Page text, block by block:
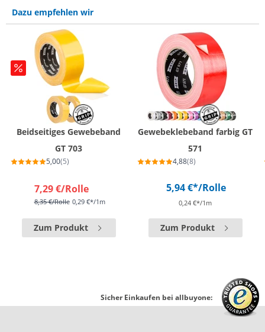
Dazu empfehlen wir
Beidseitiges Gewebeband
GT 703
5,00(5)
7,29 €/Rolle
8,35 €/Rolle 0,29 €*/1m
Zum Produkt
Gewebeklebeband farbig GT
571
4,88(8)
5,94 €*/Rolle
0,24 €*/1m
Zum Produkt
Sicher Einkaufen bei allbuyone: